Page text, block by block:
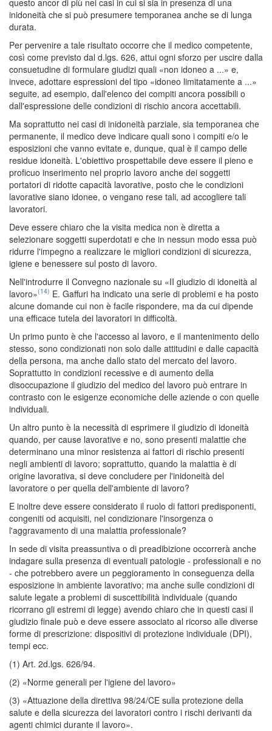
inidoneità che si può presumere temporanea anche se di lunga
durata.
Per pervenire a tale risultato occorre che il medico competente,
così come previsto dal d.lgs. 626, attui ogni sforzo per uscire dalla
consuetudine di formulare giudizi quali «non idoneo a ...» e,
invece, adottare espressioni del tipo «idoneo limitatamente a ...»
seguite, ad esempio, dall'elenco dei compiti ancora possibili o
dall'espressione delle condizioni di rischio ancora accettabili.
Ma soprattutto nei casi di inidoneità parziale, sia temporanea che
permanente, il medico deve indicare quali sono i compiti e/o le
esposizioni che vanno evitate e, dunque, qual è il campo delle
residue idoneità. L'obiettivo prospettabile deve essere il pieno e
proficuo inserimento nel proprio lavoro anche dei soggetti
portatori di ridotte capacità lavorative, posto che le condizioni
lavorative siano idonee, o vengano rese tali, ad accogliere tali
lavoratori.
Deve essere chiaro che la visita medica non è diretta a
selezionare soggetti superdotati e che in nessun modo essa può
ridurre l'impegno a realizzare le migliori condizioni di sicurezza,
igiene e benessere sul posto di lavoro.
Nell'introdurre il Convegno nazionale su «II giudizio di idoneità al
lavoro»(14) E. Gaffuri ha indicato una serie di problemi e ha posto
alcune domande cui non è facile rispondere, ma da cui dipende
una efficace tutela dei lavoratori in difficoltà.
Un primo punto è che l'accesso al lavoro, e il mantenimento dello
stesso, sono condizionati non solo dalle attitudini e dalle capacità
della persona, ma anche dallo stato del mercato del lavoro.
Soprattutto in condizioni recessive e di aumento della
disoccupazione il giudizio del medico del lavoro può entrare in
contrasto con le esigenze economiche delle aziende o con quelle
individuali.
Un altro punto è la necessità di esprimere il giudizio di idoneità
quando, per cause lavorative e no, sono presenti malattie che
determinano una minor resistenza ai fattori di rischio presenti
negli ambienti di lavoro; soprattutto, quando la malattia è di
origine lavorativa, si deve concludere per l'inidoneità del
lavoratore o per quella dell'ambiente di lavoro?
E inoltre deve essere considerato il ruolo di fattori predisponenti,
congeniti od acquisiti, nel condizionare l'insorgenza o
l'aggravamento di una malattia professionale?
In sede di visita preassuntiva o di preadibizione occorrerà anche
indagare sulla presenza di eventuali patologie - professionali e no
- che potrebbero avere un peggioramento in conseguenza della
esposizione in ambiente lavorativo; ma anche sulle condizioni di
salute legate a problemi di suscettibilità individuale (quando
ricorrano gli estremi di legge) avendo chiaro che in questi casi il
giudizio finale può e deve essere associato al ricorso alle diverse
forme di prescrizione: dispositivi di protezione individuale (DPI),
tempi ecc.
(1) Art. 2d.lgs. 626/94.
(2) «Norme generali per l'igiene del lavoro»
(3) «Attuazione della direttiva 98/24/CE sulla protezione della
salute e della sicurezza dei lavoratori contro i rischi derivanti da
agenti chimici durante il lavoro».